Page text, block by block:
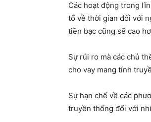
Các hoạt động trong
tố về thời gian đối với
tiền bạc cũng sẽ cao
Sự rủi ro mà các chủ
cho vay mang tính
Sự hạn chế về các
truyền thống đối với